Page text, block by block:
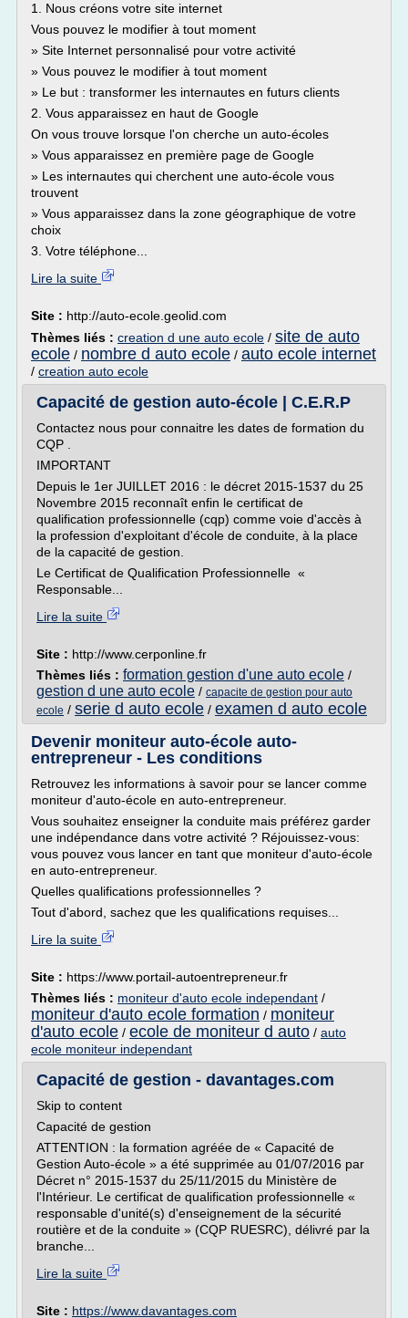
1. Nous créons votre site internet
Vous pouvez le modifier à tout moment
» Site Internet personnalisé pour votre activité
» Vous pouvez le modifier à tout moment
» Le but : transformer les internautes en futurs clients
2. Vous apparaissez en haut de Google
On vous trouve lorsque l'on cherche un auto-écoles
» Vous apparaissez en première page de Google
» Les internautes qui cherchent une auto-école vous
trouvent
» Vous apparaissez dans la zone géographique de votre
choix
3. Votre téléphone...
Lire la suite
Site : http://auto-ecole.geolid.com
Thèmes liés : creation d une auto ecole / site de auto
ecole / nombre d auto ecole / auto ecole internet
/ creation auto ecole
Capacité de gestion auto-école | C.E.R.P
Contactez nous pour connaitre les dates de formation du
CQP .
IMPORTANT
Depuis le 1er JUILLET 2016 : le décret 2015-1537 du 25
Novembre 2015 reconnaît enfin le certificat de
qualification professionnelle (cqp) comme voie d'accès à
la profession d'exploitant d'école de conduite, à la place
de la capacité de gestion.
Le Certificat de Qualification Professionnelle «
Responsable...
Lire la suite
Site : http://www.cerponline.fr
Thèmes liés : formation gestion d'une auto ecole /
gestion d une auto ecole / capacite de gestion pour auto
ecole / serie d auto ecole / examen d auto ecole
Devenir moniteur auto-école auto-
entrepreneur - Les conditions
Retrouvez les informations à savoir pour se lancer comme
moniteur d'auto-école en auto-entrepreneur.
Vous souhaitez enseigner la conduite mais préférez garder
une indépendance dans votre activité ? Réjouissez-vous:
vous pouvez vous lancer en tant que moniteur d'auto-école
en auto-entrepreneur.
Quelles qualifications professionnelles ?
Tout d'abord, sachez que les qualifications requises...
Lire la suite
Site : https://www.portail-autoentrepreneur.fr
Thèmes liés : moniteur d'auto ecole independant /
moniteur d'auto ecole formation / moniteur
d'auto ecole / ecole de moniteur d auto / auto
ecole moniteur independant
Capacité de gestion - davantages.com
Skip to content
Capacité de gestion
ATTENTION : la formation agréée de « Capacité de
Gestion Auto-école » a été supprimée au 01/07/2016 par
Décret n° 2015-1537 du 25/11/2015 du Ministère de
l'Intérieur. Le certificat de qualification professionnelle «
responsable d'unité(s) d'enseignement de la sécurité
routière et de la conduite » (CQP RUESRC), délivré par la
branche...
Lire la suite
Site : https://www.davantages.com